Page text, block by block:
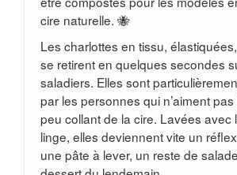
cire naturelle. 🐝
Les charlottes en tissu,
se retirent en quelques secondes
saladiers. Elles sont
par les personnes qui n’aiment
peu collant de la cire. Lavées avec
linge, elles deviennent vite un
une pâte à lever, un reste de